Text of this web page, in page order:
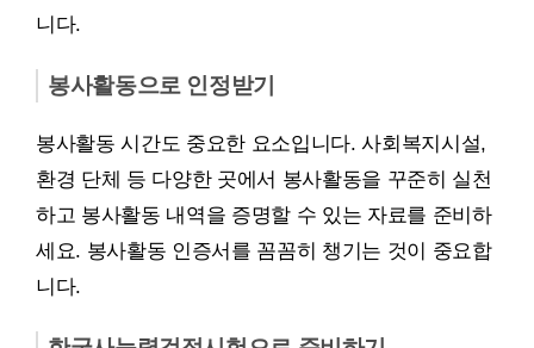
니다.
봉사활동으로 인정받기
봉사활동 시간도 중요한 요소입니다. 사회복지시설,
환경 단체 등 다양한 곳에서 봉사활동을 꾸준히 실천
하고 봉사활동 내역을 증명할 수 있는 자료를 준비하
세요. 봉사활동 인증서를 꼼꼼히 챙기는 것이 중요합
니다.